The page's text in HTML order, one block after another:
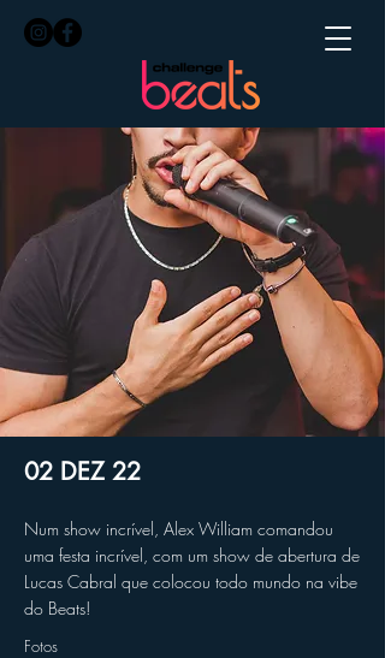
02 DEZ 22
Num show incrível, Alex William comandou
uma festa incrível, com um show de abertura de
Lucas Cabral que colocou todo mundo na vibe
do Beats!
Fotos